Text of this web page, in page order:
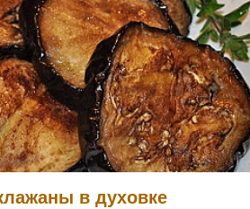
в духовке